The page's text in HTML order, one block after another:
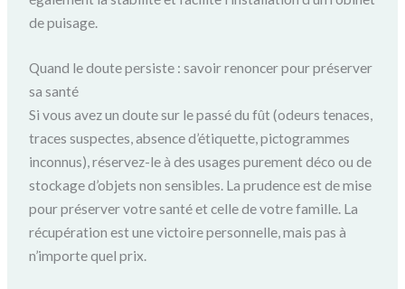
de puisage.
Quand le doute persiste : savoir renoncer pour préserver
sa santé
Si vous avez un doute sur le passé du fût (odeurs tenaces,
traces suspectes, absence d’étiquette, pictogrammes
inconnus), réservez-le à des usages purement déco ou de
stockage d’objets non sensibles. La prudence est de mise
pour préserver votre santé et celle de votre famille. La
récupération est une victoire personnelle, mais pas à
n’importe quel prix.